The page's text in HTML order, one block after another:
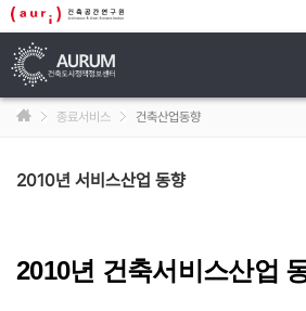
종료서비스 건축산업동향
2010년 서비스산업 동향
2010년 건축서비스산업